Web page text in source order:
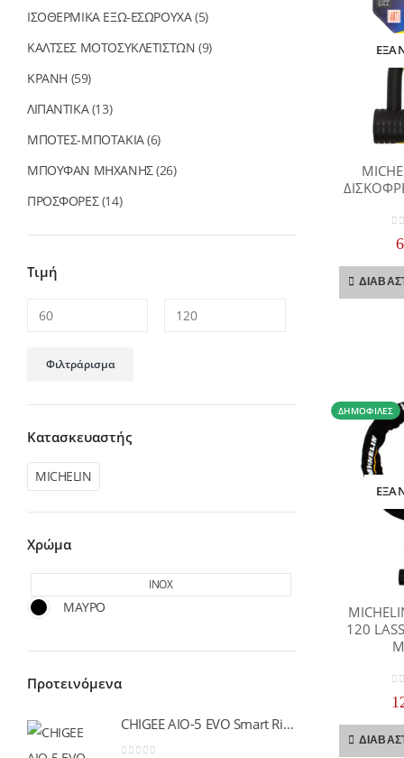
ΔΗΜΟΦΙΛΈΣ
120
ΙΣΟΘΕΡΜΙΚΑ ΕΞΩ-ΕΣΩΡΟΥΧΑ(5)
ΚΑΛΤΣΕΣ ΜΟΤΟΣΥΚΛΕΤΙΣΤΩΝ (9)
ΚΡΑΝΗ (59)
ΛΙΠΑΝΤΙΚΑ(13)
ΜΠΟΤΕΣ-ΜΠΟΤΑΚΙΑ(6)
ΜΠΟΥΦΑΝ ΜΗΧΑΝΗΣ(26)
ΠΡΟΣΦΟΡΕΣ(14)
Τιμή
Φιλτράρισμα
Κατασκευαστής
MICHELIN
Χρώμα
INOX
ΜΑΥΡΟ
Προτεινόμενα
CHIGEE AIO-5 EVO Smart Riding Display